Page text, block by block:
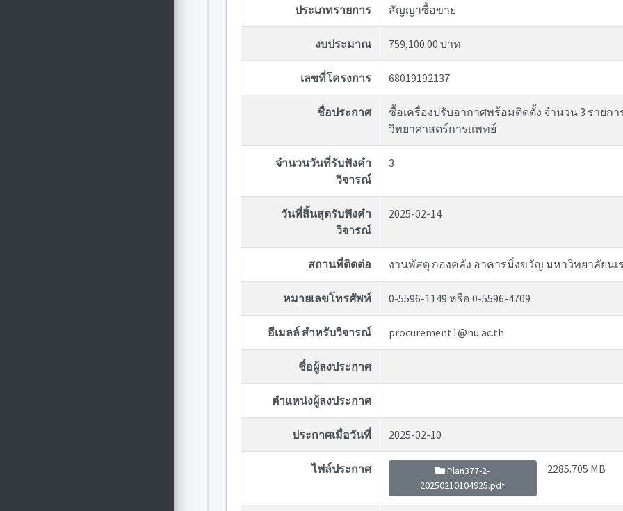
ประเภทรายการ สัญญาซื้อขาย
งบประมาณ 759,100.00 บาท
เลขที่โครงการ 68019192137
ชื่อประกาศ
ซื้อเครื่องปรับอากาศพร้อมติดตั้ง จำนวน 3 รายก
วิทยาศาสตร์การแพทย์
จำนวนวันที่รับฟังคำ
วิจารณ์
3
วันที่สิ้นสุดรับฟังคำ
วิจารณ์
2025-02-14
สถานที่ติดต่อ งานพัสดุ กองคลัง อาคารมิ่งขวัญ มหาวิทยาลัยนเ
หมายเลขโทรศัพท์ 0-5596-1149 หรือ 0-5596-4709
อีเมลล์ สำหรับวิจารณ์ procurement1@nu.ac.th
ชื่อผู้ลงประกาศ
ตำแหน่งผู้ลงประกาศ
ประกาศเมื่อวันที่ 2025-02-10
ไฟล์ประกาศ
Plan377-2-
20250210104925.pdf
2285.705 MB